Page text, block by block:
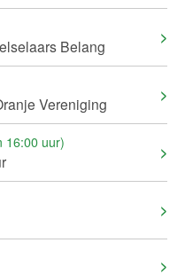
Belang
Vereniging
16:00 uur)